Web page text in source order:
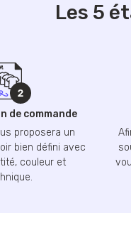
Les 5
de commande
proposera un
bien défini avec
couleur et